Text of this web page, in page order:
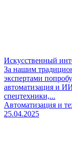
Искусственный
За нашим
экспертами
автоматизация и
спецтехники,...
Автоматизация и
25.04.2025